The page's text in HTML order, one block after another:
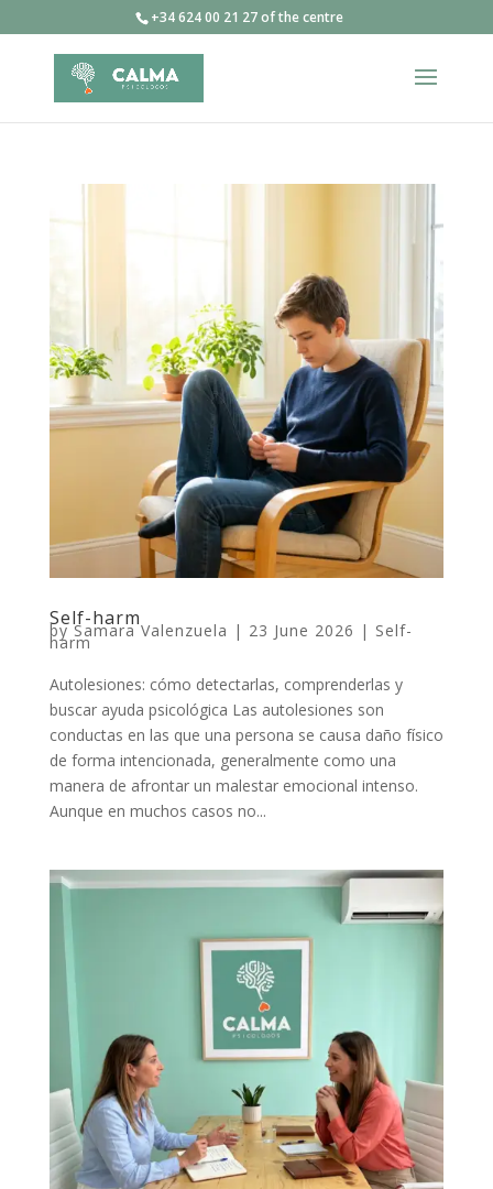
+34 624 00 21 27 of the centre
Self-harm
bySamara Valenzuela | 23 June 2026 | Self-
harm
Autolesiones: cómo detectarlas, comprenderlas y
buscar ayuda psicológica Las autolesiones son
conductas en las que una persona se causa daño físico
de forma intencionada, generalmente como una
manera de afrontar un malestar emocional intenso.
Aunque en muchos casos no...